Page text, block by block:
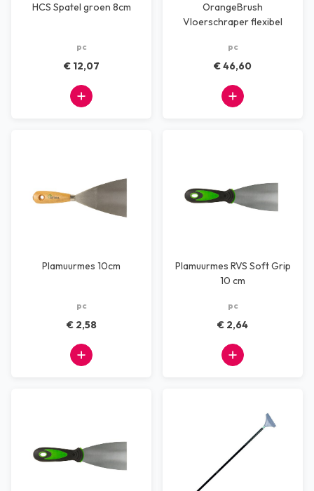
HCS Spatel groen 8cm
pc
€ 12,07
OrangeBrush
Vloerschraper flexibel
pc
€ 46,60
Plamuurmes 10cm
pc
€ 2,58
Plamuurmes RVS Soft Grip
10 cm
pc
€ 2,64